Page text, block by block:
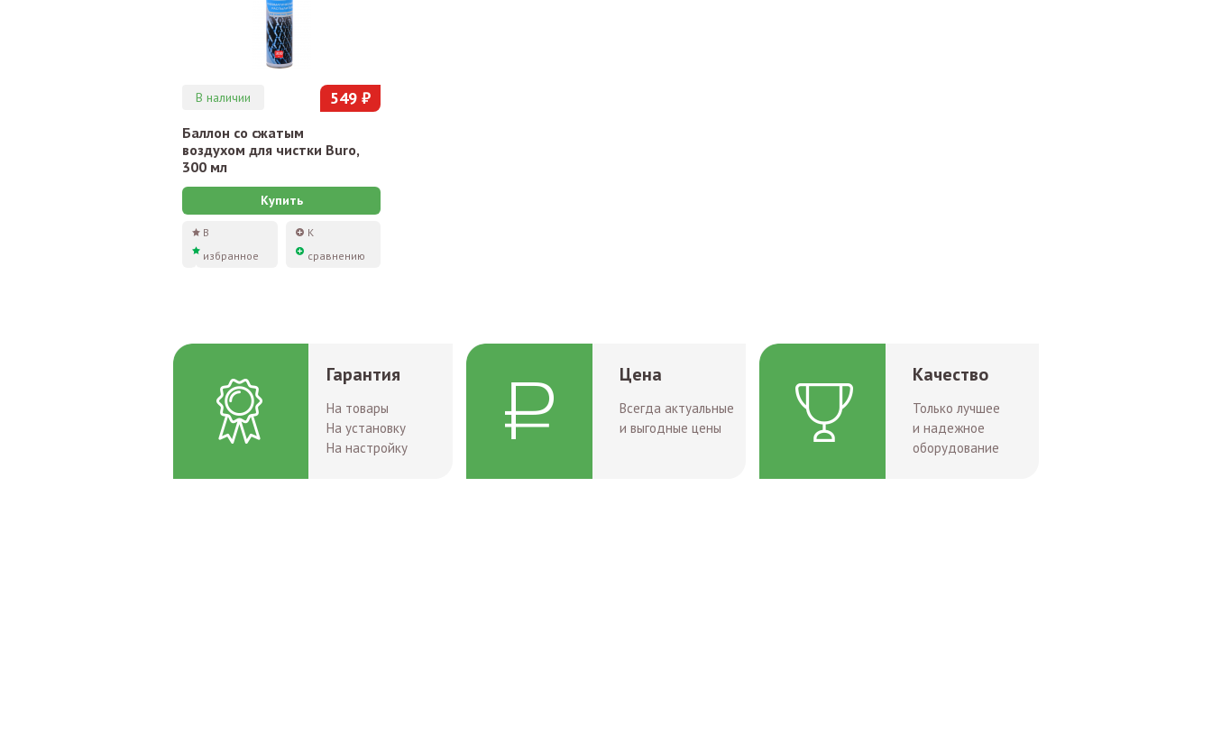
В наличии 549 ₽
Баллон со сжатым
воздухом для чистки Buro,
300 мл
Купить
В
избранное
К
сравнению
Гарантия
На товары
На установку
На настройку
Цена
Всегда актуальные
и выгодные цены
Качество
Только лучшее
и надежное
оборудование